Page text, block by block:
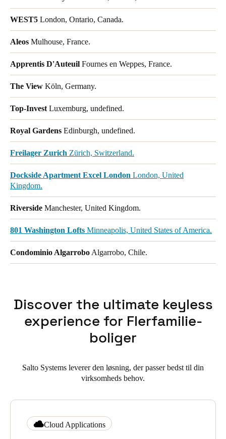
WEST5 London, Ontario, Canada.
Aleos Mulhouse, France.
Apprentis D'Auteuil Fournes en Weppes, France.
The View Köln, Germany.
Top-Invest Luxemburg, undefined.
Royal Gardens Edinburgh, undefined.
Freilager Zurich Zürich, Switzerland.
Dockside Apartment Excel London London, United
Kingdom.
Riverside Manchester, United Kingdom.
801 Washington Lofts Minneapolis, United States of America.
Condominio Algarrobo Algarrobo, Chile.
Discover the ultimate keyless
experience for Flerfamilie-
boliger
Salto Systems leverer den løsning, der passer bedst til din
virksomheds behov.
Cloud Applications